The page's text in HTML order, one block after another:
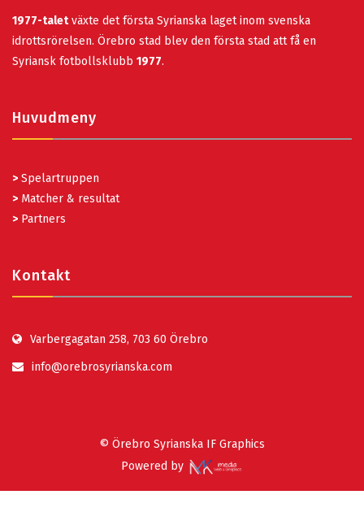
1977-taletväxte det första Syrianska laget inom svenska
idrottsrörelsen. Örebro stad blev den första stad att få en
Syriansk fotbollsklubb 1977.
Huvudmeny
> Spelartruppen
> Matcher & resultat
> Partners
Kontakt
Varbergagatan 258, 703 60 Örebro
info@orebrosyrianska.com
© Örebro Syrianska IF Graphics
Powered by